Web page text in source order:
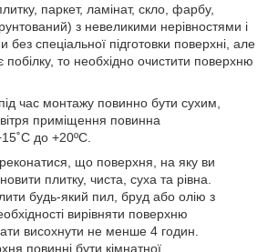
паркет, ламінат, скло, фарбу,
з невеликими нерівностями і
без спеціальної підготовки поверхні, але
то необхідно очистити поверхню
час монтажу повинно бути сухим,
приміщення повинна
до +20ºС.
що поверхня, на яку ви
плитку, чиста, суха та рівна.
будь-який пил, бруд або олію з
вирівняти поверхню
висохнути не менше 4 годин.
повинні бути кімнатної